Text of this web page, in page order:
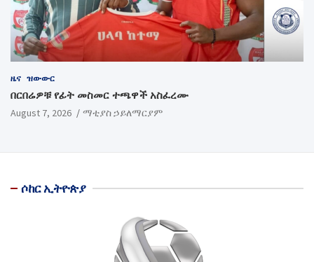
ዜና ዝውውር
በርበሬዎቹ የፊት መስመር ተጫዋች አስፈረሙ
August 7, 2026 ማቲያስ ኃይለማርያም
ሶከር ኢትዮጵያ